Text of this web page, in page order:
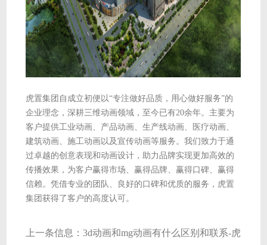
虎置集团自成立初便以“专注做好品质，用心做好服务”的
企业理念，深耕三维动画领域，至今已有20余年。主要为
客户提供工业动画、产品动画、生产线动画、医疗动画、
建筑动画、施工动画以及宣传动画等服务。我们致力于通
过卓越的创意表现和动画设计，助力品牌实现更加高效的
传播效果，为客户赢得市场、赢得品牌、赢得口碑、赢得
信赖。凭借专业的团队、良好的口碑和优质的服务，虎置
集团获得了客户的高度认可。
上一条信息：3d动画和mg动画有什么区别和联系-虎